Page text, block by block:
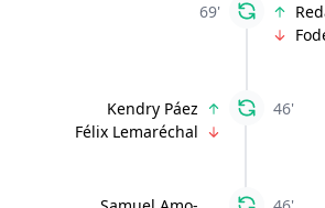
69'
46'
Kendry Páez
Félix Lemaréchal